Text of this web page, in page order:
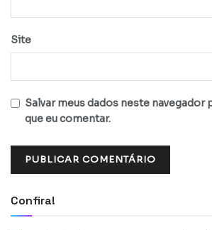
Site
Salvar meus dados neste navegador
que eu comentar.
Confira!